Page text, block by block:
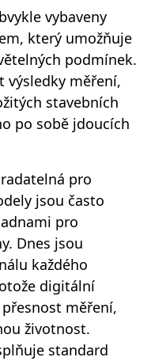
vybaveny
který umožňuje
podmínek.
výsledky měření,
stavebních
po sobě jdoucích
pro
jsou často
pro
Dnes jsou
každého
digitální
měření,
životnost.
standard